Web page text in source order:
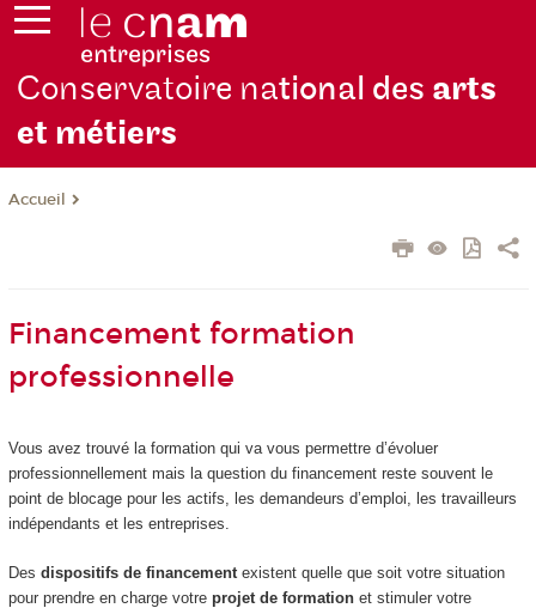
Conservatoire national des arts
et métiers
Accueil
Financement formation
professionnelle
Vous avez trouvé la formation qui va vous permettre d’évoluer
professionnellement mais la question du financement reste souvent le
point de blocage pour les actifs, les demandeurs d’emploi, les travailleurs
indépendants et les entreprises.
Des dispositifs de financementexistent quelle que soit votre situation
pour prendre en charge votre projet de formationet stimuler votre